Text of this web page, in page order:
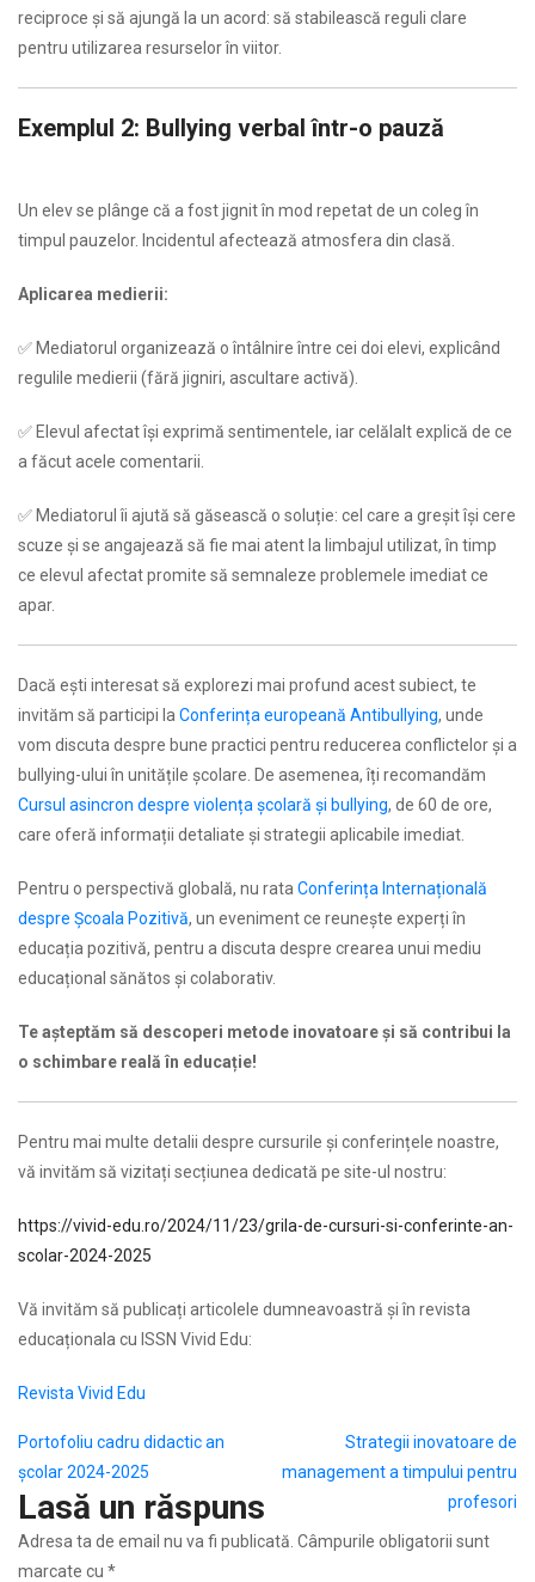
reciproce și să ajungă la un acord: să stabilească reguli clare
pentru utilizarea resurselor în viitor.
Exemplul 2: Bullying verbal într-o pauză
Un elev se plânge că a fost jignit în mod repetat de un coleg în
timpul pauzelor. Incidentul afectează atmosfera din clasă.
Aplicarea medierii:
✅ Mediatorul organizează o întâlnire între cei doi elevi, explicând
regulile medierii (fără jigniri, ascultare activă).
✅ Elevul afectat își exprimă sentimentele, iar celălalt explică de ce
a făcut acele comentarii.
✅ Mediatorul îi ajută să găsească o soluție: cel care a greșit își cere
scuze și se angajează să fie mai atent la limbajul utilizat, în timp
ce elevul afectat promite să semnaleze problemele imediat ce
apar.
Dacă ești interesat să explorezi mai profund acest subiect, te
invităm să participi la Conferința europeană Antibullying, unde
vom discuta despre bune practici pentru reducerea conflictelor și a
bullying-ului în unitățile școlare. De asemenea, îți recomandăm
Cursul asincron despre violența școlară și bullying, de 60 de ore,
care oferă informații detaliate și strategii aplicabile imediat.
Pentru o perspectivă globală, nu rata Conferința Internațională
despre Școala Pozitivă, un eveniment ce reunește experți în
educația pozitivă, pentru a discuta despre crearea unui mediu
educațional sănătos și colaborativ.
Te așteptăm să descoperi metode inovatoare și să contribui la
o schimbare reală în educație!
Pentru mai multe detalii despre cursurile și conferințele noastre,
vă invităm să vizitați secțiunea dedicată pe site-ul nostru:
https://vivid-edu.ro/2024/11/23/grila-de-cursuri-si-conferinte-an-
scolar-2024-2025
Vă invităm să publicați articolele dumneavoastră și în revista
educaționala cu ISSN Vivid Edu:
Revista Vivid Edu
Navigare
în
articole
Portofoliu cadru didactic an
școlar 2024-2025
Strategii inovatoare de
management a timpului pentru
profesori
Lasă un răspuns
Adresa ta de email nu va fi publicată. Câmpurile obligatorii sunt
marcate cu *